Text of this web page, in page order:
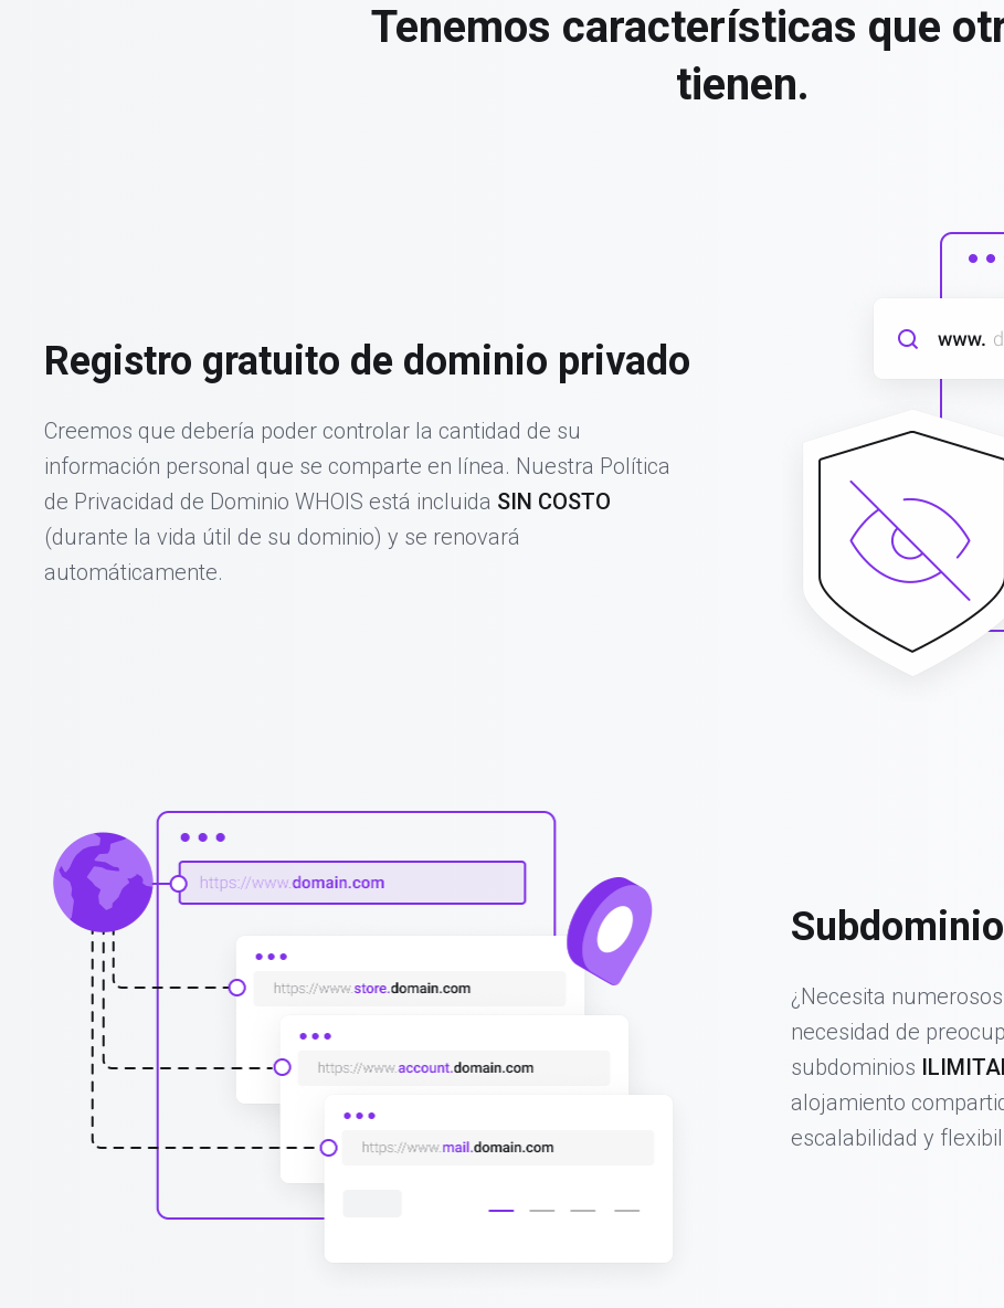
Tenemos características que
tienen.
Registro gratuito de dominio privado
Creemos que debería poder controlar la cantidad de su
información personal que se comparte en línea. Nuestra Política
de Privacidad de Dominio WHOIS está incluida SIN COSTO
(durante la vida útil de su dominio) y se renovará
automáticamente.
¿Necesita
necesidad de
subdominios
alojamiento
escalabilidad y